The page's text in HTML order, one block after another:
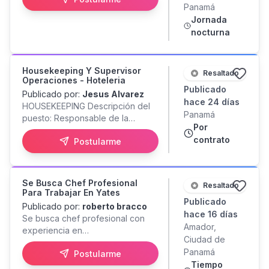
áreas aledañas) Enviar
requiere experiencia; sin
experiencia y posición. Jornada
de tiempo completo. Excelente
ambiente laboral. Oportunidad de
crecimiento. Ubicación: Calle
Uruguay, Ciudad de Panamá.
Interesados: Enviar su hoja de
vida (currículum) por WhatsApp.
sistema / Envio de facturas a
Panamá
Jornada
nocturna
Housekeeping Y Supervisor
Operaciones - Hoteleria
Publicado por: Jesus Alvarez
HOUSEKEEPING Descripción del
puesto: Responsable de la
limpieza, orden y correcta
presentación de habitaciones y
áreas comunes, garantizando
altos estándares de higiene,
confort y servicio al huésped.
Funciones principales: Limpieza y
mantenimiento de habitaciones y
áreas asignadas Reposición de
amenities y ropa blanca Reporte
de novedades o daños
Cumplimiento de protocolos de
limpieza y seguridad
Postularme
Resaltado
Publicado
hace 24 días
Panamá
Por
contrato
Se Busca Chef Profesional
Para Trabajar En Yates
Publicado por: roberto bracco
Se busca chef profesional con
experiencia en
restaurantes/hoteles 5 estrellas. El
trabajo se lleva a cabo en yates
de lujo que trabajan en San Blas.
Postularme
Resaltado
Publicado
hace 16 días
Amador,
Ciudad de
Panamá
Tiempo